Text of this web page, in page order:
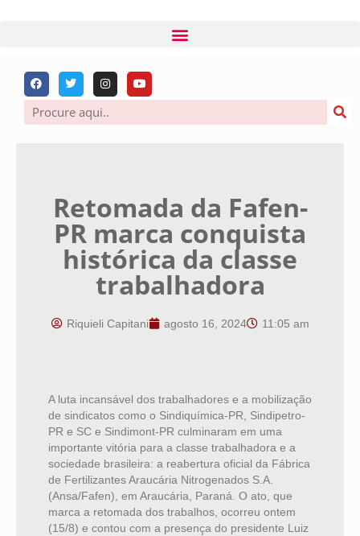
Retomada da Fafen-
PR marca conquista
histórica da classe
trabalhadora
Riquieli Capitani agosto 16, 2024 11:05 am
A luta incansável dos trabalhadores e a mobilização
de sindicatos como o Sindiquímica-PR, Sindipetro-
PR e SC e Sindimont-PR culminaram em uma
importante vitória para a classe trabalhadora e a
sociedade brasileira: a reabertura oficial da Fábrica
de Fertilizantes Araucária Nitrogenados S.A.
(Ansa/Fafen), em Araucária, Paraná. O ato, que
marca a retomada dos trabalhos, ocorreu ontem
(15/8) e contou com a presença do presidente Luiz